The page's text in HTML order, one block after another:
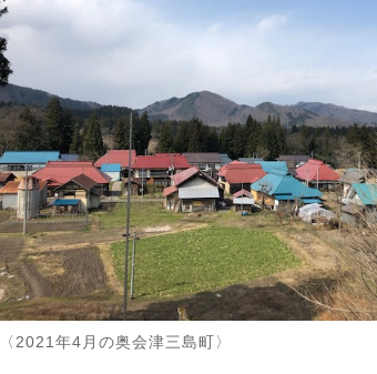
〈2021年4月の奥会津三島町〉